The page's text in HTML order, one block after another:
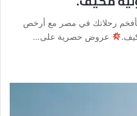
بأفخم رحلاتك في مصر مع أرخص
عروض حصرية على…